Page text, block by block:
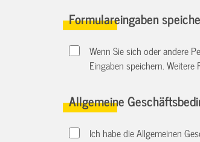
Formulareingaben
Wenn Sie sich oder andere
Eingaben speichern.
Allgemeine
Ich habe die Allgemeinen